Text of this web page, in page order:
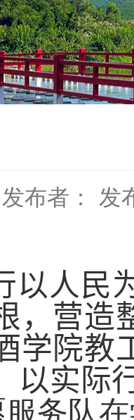
发布者： 发
以人民
，营造
学院教
以实际
务队